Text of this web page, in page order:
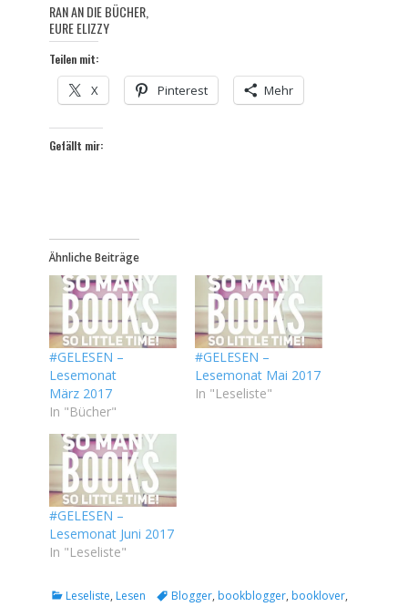
RAN AN DIE BÜCHER,
EURE ELIZZY
Teilen mit:
X Pinterest Mehr
Gefällt mir:
Ähnliche Beiträge
#GELESEN –
Lesemonat
März 2017
In "Bücher"
#GELESEN –
Lesemonat Mai 2017
In "Leseliste"
#GELESEN –
Lesemonat Juni 2017
In "Leseliste"
Kategorien
Leseliste, Lesen TagsBlogger, bookblogger, booklover,